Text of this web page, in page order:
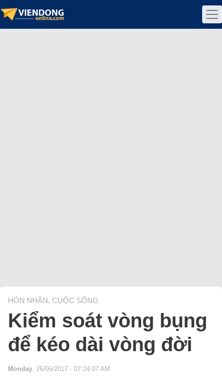
HÔN NHÂN, CUỘC SỐNG
Kiểm soát vòng bụng
để kéo dài vòng đời
Monday, 26/06/2017 - 07:24:07 AM